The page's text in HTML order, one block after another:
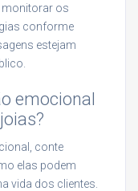
monitorar os
conforme
estejam
emocional
conte
elas podem
vida dos clientes.